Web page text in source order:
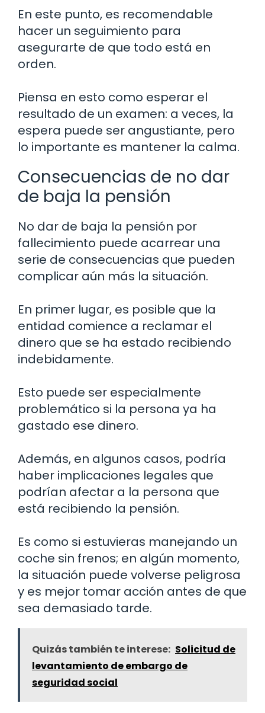
En este punto, es recomendable
hacer un seguimiento para
asegurarte de que todo está en
orden.
Piensa en esto como esperar el
resultado de un examen: a veces, la
espera puede ser angustiante, pero
lo importante es mantener la calma.
Consecuencias de no dar
de baja la pensión
No dar de baja la pensión por
fallecimiento puede acarrear una
serie de consecuencias que pueden
complicar aún más la situación.
En primer lugar, es posible que la
entidad comience a reclamar el
dinero que se ha estado recibiendo
indebidamente.
Esto puede ser especialmente
problemático si la persona ya ha
gastado ese dinero.
Además, en algunos casos, podría
haber implicaciones legales que
podrían afectar a la persona que
está recibiendo la pensión.
Es como si estuvieras manejando un
coche sin frenos; en algún momento,
la situación puede volverse peligrosa
y es mejor tomar acción antes de que
sea demasiado tarde.
Quizás también te interese: Solicitud de
levantamiento de embargo de
seguridad social